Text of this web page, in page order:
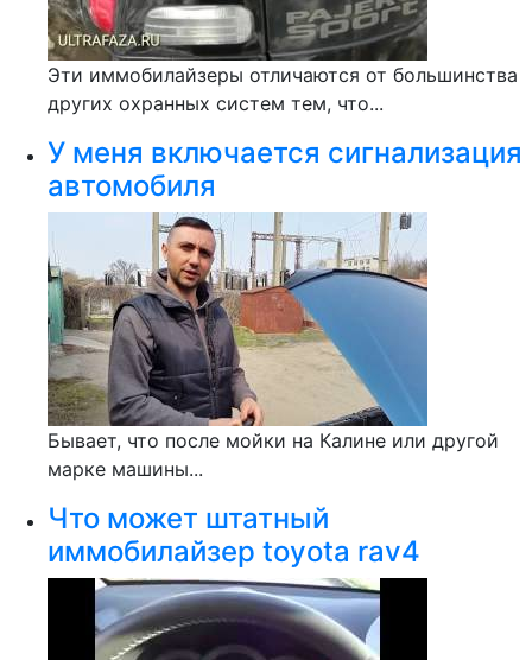
Эти иммобилайзеры отличаются от большинства
других охранных систем тем, что...
У меня включается сигнализация
автомобиля
Бывает, что после мойки на Калине или другой
марке машины...
Что может штатный
иммобилайзер toyota rav4